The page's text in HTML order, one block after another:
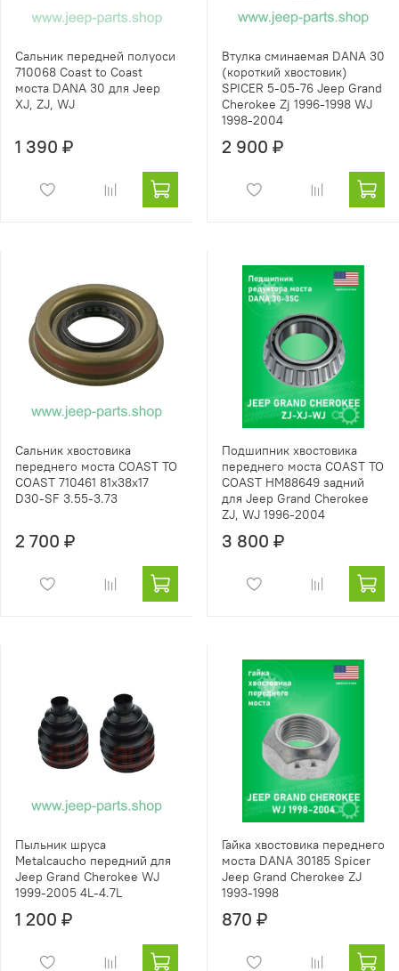
Сальник передней полуоси
710068 Coast to Coast
моста DANA 30 для Jeep
XJ, ZJ, WJ
1 390 ₽
Втулка сминаемая DANA 30
(короткий хвостовик)
SPICER 5-05-76 Jeep Grand
Cherokee Zj 1996-1998 WJ
1998-2004
2 900 ₽
Сальник хвостовика
переднего моста COAST TO
COAST 710461 81x38x17
D30-SF 3.55-3.73
2 700 ₽
Подшипник хвостовика
переднего моста COAST TO
COAST HM88649 задний
для Jeep Grand Cherokee
ZJ, WJ 1996-2004
3 800 ₽
Пыльник шруса
Metalcaucho передний для
Jeep Grand Cherokee WJ
1999-2005 4L-4.7L
1 200 ₽
Гайка хвостовика переднего
моста DANA 30185 Spicer
Jeep Grand Cherokee ZJ
1993-1998
870 ₽